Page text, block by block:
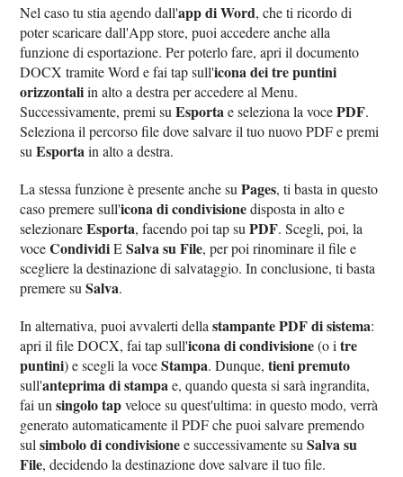
Nel caso tu stia agendo dall'app di Word, che ti ricordo di
poter scaricare dall'App store, puoi accedere anche alla
funzione di esportazione. Per poterlo fare, apri il documento
DOCX tramite Word e fai tap sull'icona dei tre puntini
orizzontaliin alto a destra per accedere al Menu.
Successivamente, premi suEsportae seleziona la vocePDF.
Seleziona il percorso file dove salvare il tuo nuovo PDF e premi
suEsportain alto a destra.
La stessa funzione è presente anche suPages, ti basta in questo
caso premere sull'icona di condivisionedisposta in alto e
selezionareEsporta, facendo poi tap suPDF. Scegli, poi, la
voceCondividiESalva su File, per poi rinominare il file e
scegliere la destinazione di salvataggio. In conclusione, ti basta
premere suSalva.
In alternativa, puoi avvalerti dellastampante PDF di sistema:
apri il file DOCX, fai tap sull'icona di condivisione(o itre
puntini) e scegli la voceStampa. Dunque,tieni premuto
sull'anteprima di stampae, quando questa si sarà ingrandita,
fai unsingolo tapveloce su quest'ultima: in questo modo, verrà
generato automaticamente il PDF che puoi salvare premendo
sulsimbolo di condivisionee successivamente suSalva su
File, decidendo la destinazione dove salvare il tuo file.